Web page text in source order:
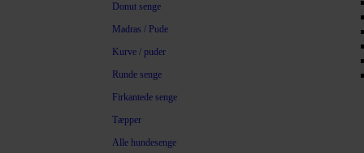
Donut senge
Madras / Pude
Kurve / puder
Runde senge
Firkantede senge
Tæpper
Alle hundesenge